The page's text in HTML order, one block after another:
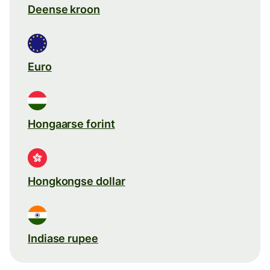
Deense kroon
Euro
Hongaarse forint
Hongkongse dollar
Indiase rupee